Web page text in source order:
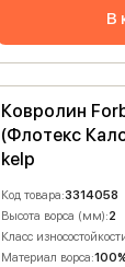
В
Ковролин
(Флотекс
kelp
Код товара:3314058
Высота ворса (мм):2
Класс
Материал ворса: